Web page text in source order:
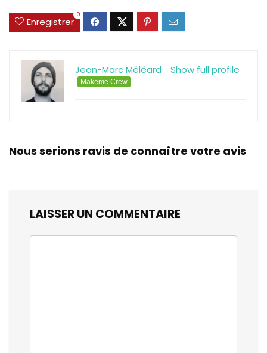
Enregistrer
0
Show full profile
Jean-Marc Méléard
Makeme Crew
Nous serions ravis de connaître votre avis
LAISSER UN COMMENTAIRE